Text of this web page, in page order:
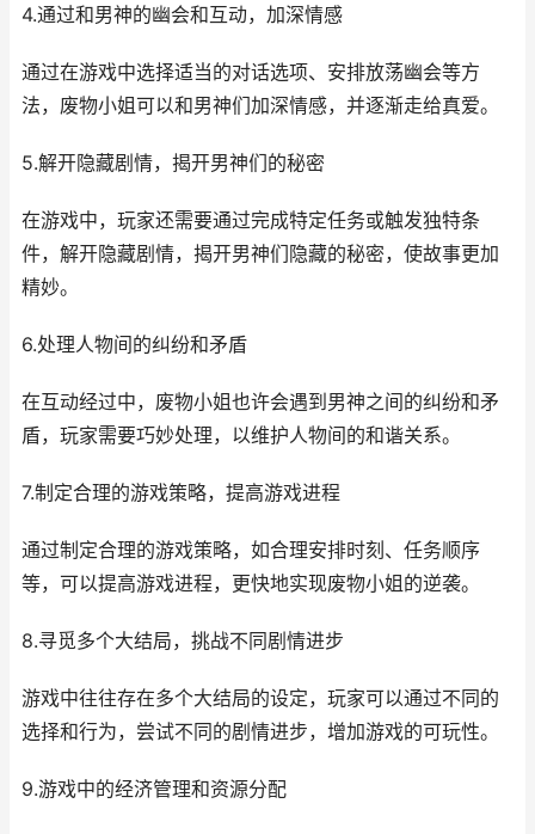
4.通过和男神的幽会和互动，加深情感
通过在游戏中选择适当的对话选项、安排放荡幽会等方
法，废物小姐可以和男神们加深情感，并逐渐走给真爱。
5.解开隐藏剧情，揭开男神们的秘密
在游戏中，玩家还需要通过完成特定任务或触发独特条
件，解开隐藏剧情，揭开男神们隐藏的秘密，使故事更加
精妙。
6.处理人物间的纠纷和矛盾
在互动经过中，废物小姐也许会遇到男神之间的纠纷和矛
盾，玩家需要巧妙处理，以维护人物间的和谐关系。
7.制定合理的游戏策略，提高游戏进程
通过制定合理的游戏策略，如合理安排时刻、任务顺序
等，可以提高游戏进程，更快地实现废物小姐的逆袭。
8.寻觅多个大结局，挑战不同剧情进步
游戏中往往存在多个大结局的设定，玩家可以通过不同的
选择和行为，尝试不同的剧情进步，增加游戏的可玩性。
9.游戏中的经济管理和资源分配